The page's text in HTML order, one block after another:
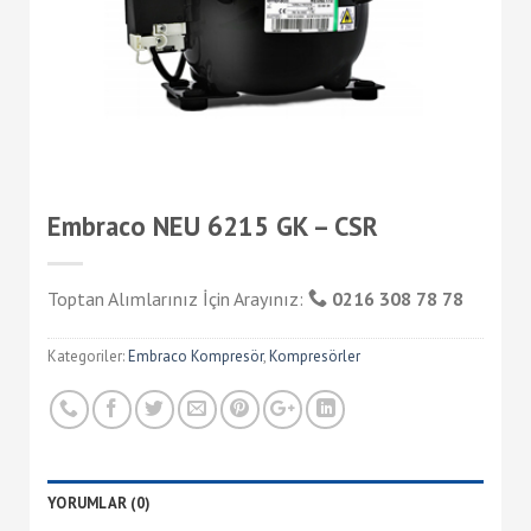
Embraco NEU 6215 GK – CSR
Toptan Alımlarınız İçin Arayınız: 0216 308 78 78
Kategoriler:Embraco Kompresör,Kompresörler
YORUMLAR (0)